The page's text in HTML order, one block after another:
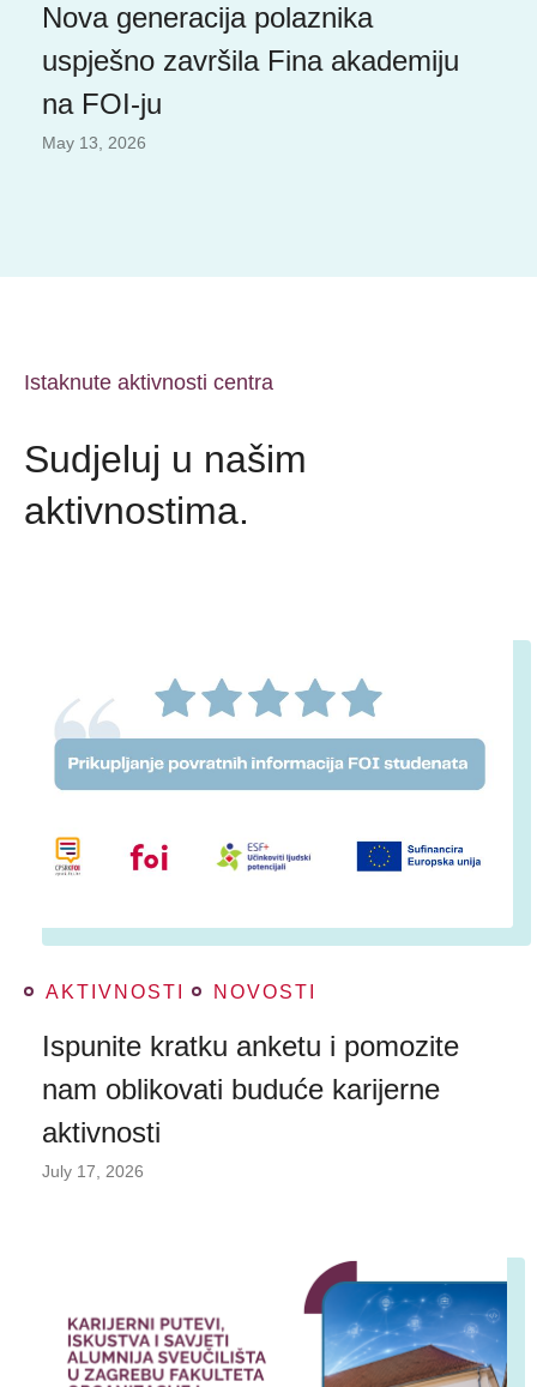
Nova generacija polaznika
uspješno završila Fina akademiju
na FOI-ju
May 13, 2026
Istaknute aktivnosti centra
Sudjeluj u našim
aktivnostima.
AKTIVNOSTI NOVOSTI
Ispunite kratku anketu i pomozite
nam oblikovati buduće karijerne
aktivnosti
July 17, 2026